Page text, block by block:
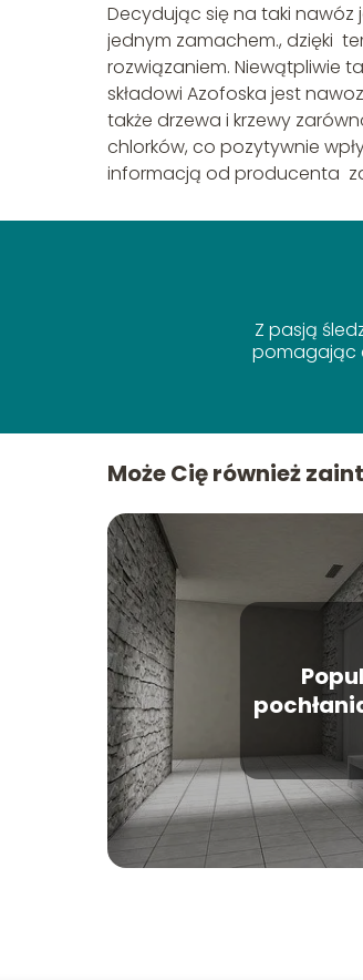
Decydując się na taki nawóz
jednym zamachem., dzięki
rozwiązaniem. Niewątpliwie
składowi Azofoska jest
także drzewa i krzewy
chlorków, co pozytywnie
informacją od producenta
Z pasją
pomagając
Może Cię również